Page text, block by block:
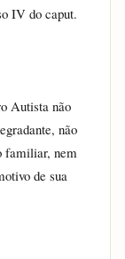
IV do caput.
Autista não
não
familiar, nem
de sua